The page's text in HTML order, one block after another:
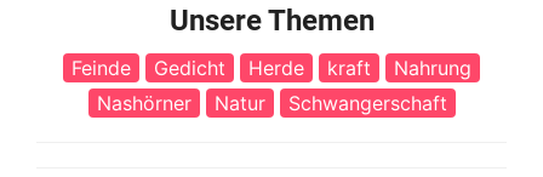
Unsere Themen
Feinde Gedicht Herde kraft
Nahrung
Nashörner
Natur Schwangerschaft